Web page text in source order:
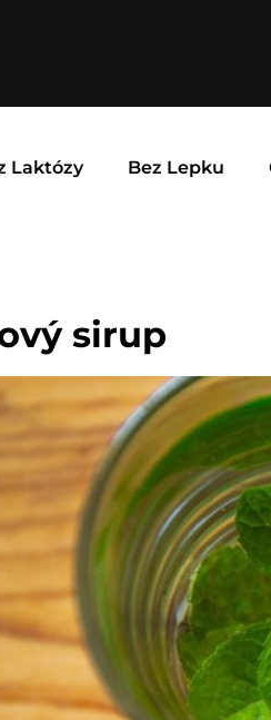
Laktózy Bez Lepku
sirup